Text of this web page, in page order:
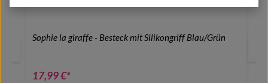
Sophie la giraffe - Besteck mit Silikongriff Blau/Grün
17,99 €*